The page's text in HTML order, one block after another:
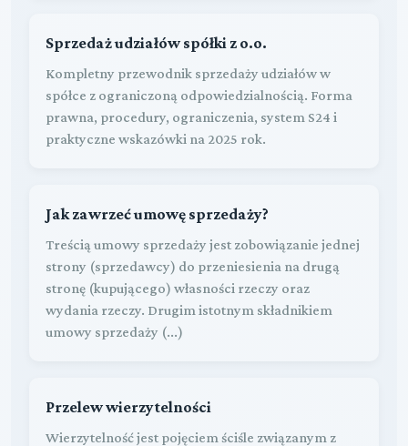
Sprzedaż udziałów spółki z o.o.
Kompletny przewodnik sprzedaży udziałów w
spółce z ograniczoną odpowiedzialnością. Forma
prawna, procedury, ograniczenia, system S24 i
praktyczne wskazówki na 2025 rok.
Jak zawrzeć umowę sprzedaży?
Treścią umowy sprzedaży jest zobowiązanie jednej
strony (sprzedawcy) do przeniesienia na drugą
stronę (kupującego) własności rzeczy oraz
wydania rzeczy. Drugim istotnym składnikiem
umowy sprzedaży (...)
Przelew wierzytelności
Wierzytelność jest pojęciem ściśle związanym z